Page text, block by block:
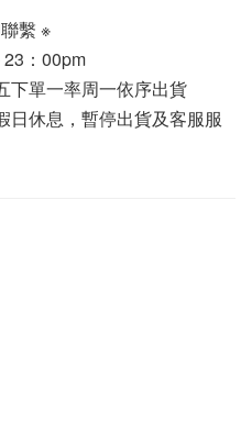
繫 ※
：00pm
下單一率周一依序出貨
日休息，暫停出貨及客服服